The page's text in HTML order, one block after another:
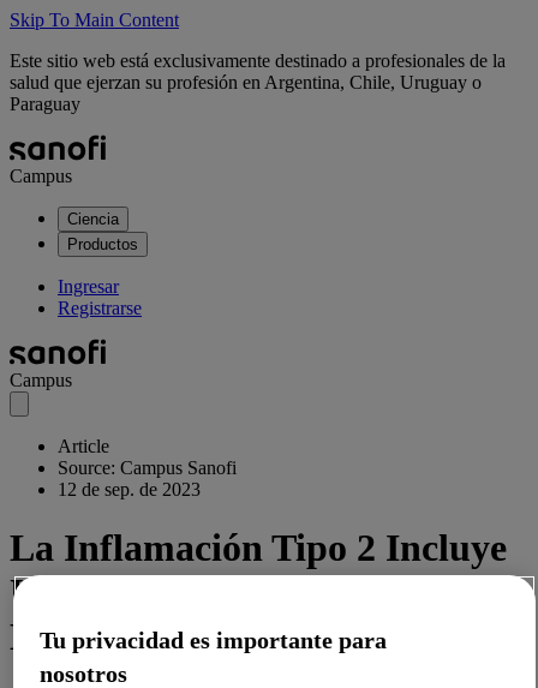
Skip To Main Content
Este sitio web está exclusivamente destinado a profesionales de la
salud que ejerzan su profesión en Argentina, Chile, Uruguay o
Paraguay
Campus
Ciencia
Productos
Ingresar
Registrarse
Campus
Article
Source: Campus Sanofi
12 de sep. de 2023
La Inflamación Tipo 2 Incluye
Un Amplio Espectro De
Enfermedades
Tu privacidad es importante para
nosotros